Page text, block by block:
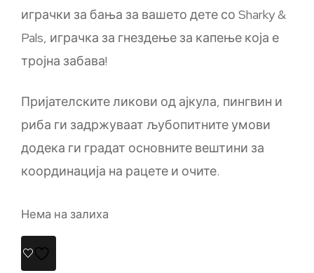
играчки за бања за вашето дете со Sharky &
Pals, играчка за гнездење за капење која е
тројна забава!
Пријателските ликови од ајкула, пингвин и
риба ги задржуваат љубопитните умови
додека ги градат основните вештини за
координација на рацете и очите.
Нема на залиха